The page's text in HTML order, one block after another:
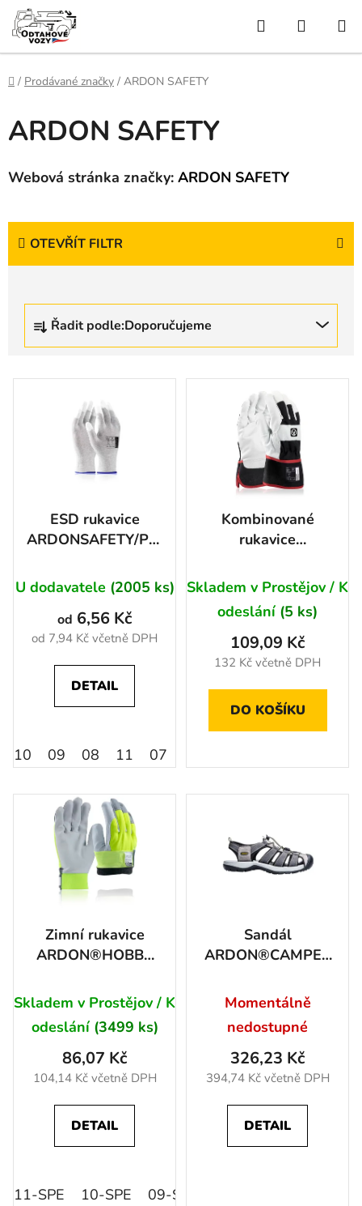
Přejít
na
obsah
Hledat
KOŠÍK
Domů
/ Prodávané značky / ARDON SAFETY
ARDON SAFETY
Webová stránka značky: ARDON SAFETY
OTEVŘÍT FILTR
Ř
z
e
k
ů
Řadit podle:Doporučujeme
V
k
ESD rukavice
ARDONSAFETY/PULSE
U dodavatele (2005 ks)
od 7,94 Kč včetně DPH
od 6,56 Kč
DETAIL
10 09 08 11 07
Kombinované
rukavice
prodejní etiketou
Skladem v Prostějov / K
odeslání (5 ks)
132 Kč včetně DPH
109,09 Kč
DO KOŠÍKU
Zimní rukavice
ARDON®HOBBY
s prodejní etiketou
09-SPE
Skladem v Prostějov / K
odeslání (3499 ks)
104,14 Kč včetně DPH
86,07 Kč
DETAIL
11-SPE 10-SPE 09-SPE
Sandál
ARDON®CAMPER
Momentálně
nedostupné
394,74 Kč včetně DPH
326,23 Kč
DETAIL